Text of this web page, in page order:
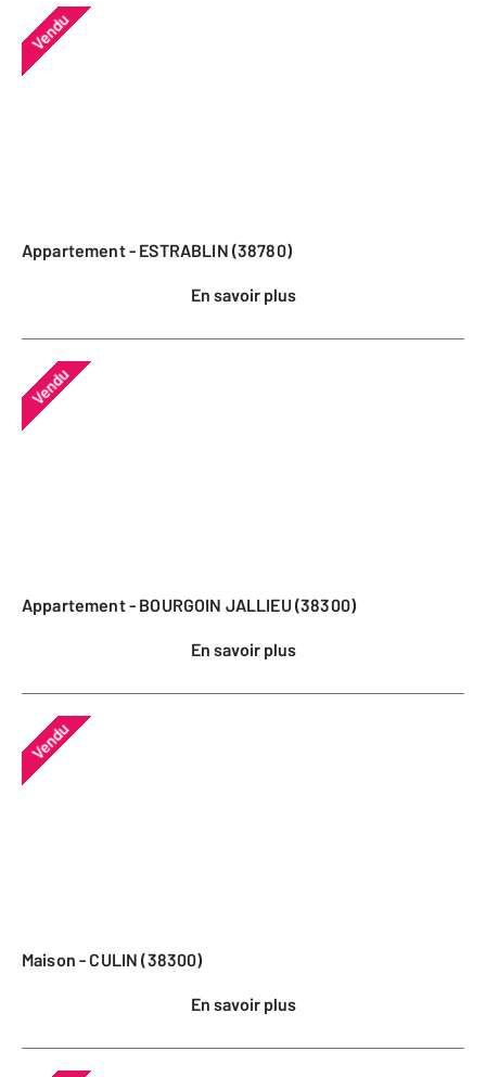
Vendu
Appartement - ESTRABLIN (38780)
En savoir plus
Vendu
Appartement - BOURGOIN JALLIEU (38300)
En savoir plus
Vendu
Maison - CULIN (38300)
En savoir plus